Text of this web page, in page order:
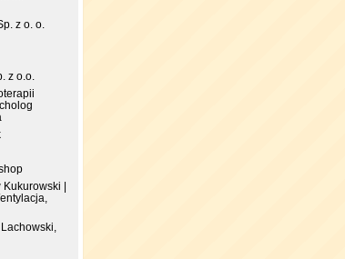
z o. o.
z o.o.
|